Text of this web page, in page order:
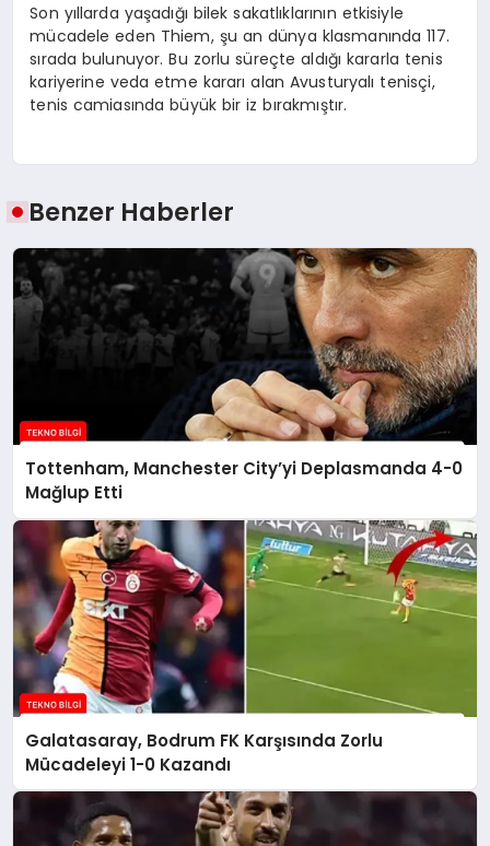
Son yıllarda yaşadığı bilek sakatlıklarının etkisiyle
mücadele eden Thiem, şu an dünya klasmanında 117.
sırada bulunuyor. Bu zorlu süreçte aldığı kararla tenis
kariyerine veda etme kararı alan Avusturyalı tenisçi,
tenis camiasında büyük bir iz bırakmıştır.
Benzer Haberler
Tottenham, Manchester City’yi Deplasmanda 4-0
Mağlup Etti
Galatasaray, Bodrum FK Karşısında Zorlu
Mücadeleyi 1-0 Kazandı